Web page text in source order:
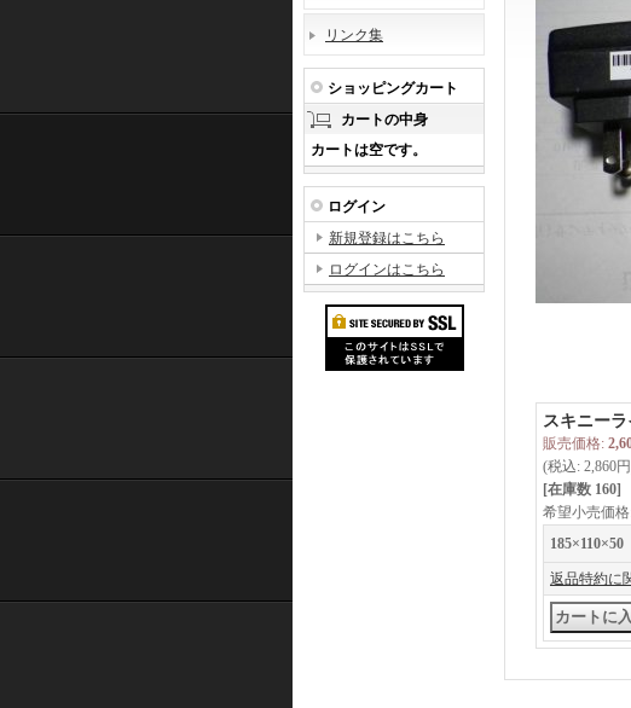
リンク集
ショッピングカート
カートの中身
カートは空です。
ログイン
新規登録はこちら
ログインはこちら
スキニー
販売価格:
(税込: 2,860円
[在庫数 160]
希望小売価格
返品特約に